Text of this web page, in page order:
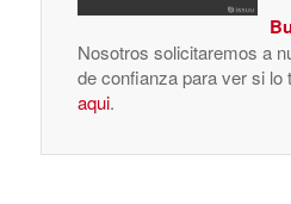
Nosotros solicitaremos a
de confianza para ver si lo
aqui.